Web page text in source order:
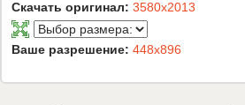
Скачать оригинал: 3580x2013
Ваше разрешение: 448x896